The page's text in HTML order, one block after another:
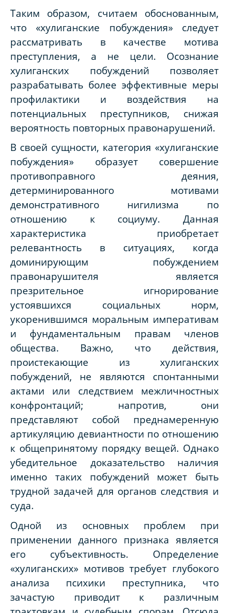
Таким образом, считаем обоснованным,
что «хулиганские побуждения» следует
рассматривать в качестве мотива
преступления, а не цели. Осознание
хулиганских побуждений позволяет
разрабатывать более эффективные меры
профилактики и воздействия на
потенциальных преступников, снижая
вероятность повторных правонарушений.
В своей сущности, категория «хулиганские
побуждения» образует совершение
противоправного деяния,
детерминированного мотивами
демонстративного нигилизма по
отношению к социуму. Данная
характеристика приобретает
релевантность в ситуациях, когда
доминирующим побуждением
правонарушителя является
презрительное игнорирование
устоявшихся социальных норм,
укоренившимся моральным императивам
и фундаментальным правам членов
общества. Важно, что действия,
проистекающие из хулиганских
побуждений, не являются спонтанными
актами или следствием межличностных
конфронтаций; напротив, они
представляют собой преднамеренную
артикуляцию девиантности по отношению
к общепринятому порядку вещей. Однако
убедительное доказательство наличия
именно таких побуждений может быть
трудной задачей для органов следствия и
суда.
Одной из основных проблем при
применении данного признака является
его субъективность. Определение
«хулиганских» мотивов требует глубокого
анализа психики преступника, что
зачастую приводит к различным